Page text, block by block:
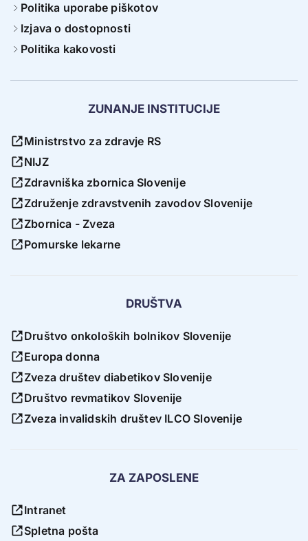
Politika uporabe piškotov
Izjava o dostopnosti
Politika kakovosti
ZUNANJE INSTITUCIJE
Ministrstvo za zdravje RS
NIJZ
Zdravniška zbornica Slovenije
Združenje zdravstvenih zavodov Slovenije
Zbornica - Zveza
Pomurske lekarne
DRUŠTVA
Društvo onkoloških bolnikov Slovenije
Europa donna
Zveza društev diabetikov Slovenije
Društvo revmatikov Slovenije
Zveza invalidskih društev ILCO Slovenije
ZA ZAPOSLENE
Intranet
Spletna pošta